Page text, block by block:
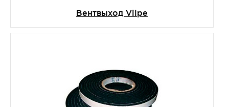
Вентвыход Vilpe